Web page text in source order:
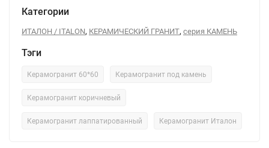
Категории
ИТАЛОН / ITALON, КЕРАМИЧЕСКИЙ ГРАНИТ, серия КАМЕНЬ
Тэги
Керамогранит 60*60 Керамогранит под камень
Керамогранит коричневый
Керамогранит лаппатированный Керамогранит Италон